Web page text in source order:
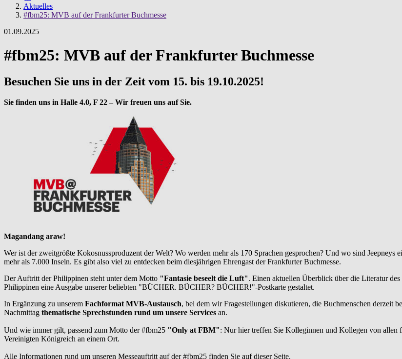
Aktuelles
#fbm25: MVB auf der Frankfurter Buchmesse
01.09.2025
#fbm25: MVB auf der Frankfurter Buchmesse
Besuchen Sie uns in der Zeit vom 15. bis 19.10.2025!
Sie finden uns in Halle 4.0, F 22 – Wir freuen uns auf Sie.
Magandang araw!
Wer ist der zweitgrößte Kokosnussproduzent der Welt? Wo werden mehr als 170 Sprachen gesprochen? Und wo sind Jeepneys
mehr als 7.000 Inseln. Es gibt also viel zu entdecken beim diesjährigen Ehrengast der Frankfurter Buchmesse.
Der Auftritt der Philippinen steht unter dem Motto "Fantasie beseelt die Luft". Einen aktuellen Überblick über die Literatur
Philippinen eine Ausgabe unserer beliebten "BÜCHER. BÜCHER? BÜCHER!"-Postkarte gestaltet.
In Ergänzung zu unserem Fachformat MVB-Austausch, bei dem wir Fragestellungen diskutieren, die Buchmenschen derzeit
Nachmittag thematische Sprechstunden rund um unsere Services an.
Und wie immer gilt, passend zum Motto der #fbm25 "Only at FBM": Nur hier treffen Sie Kolleginnen und Kollegen von
Vereinigten Königreich an einem Ort.
Alle Informationen rund um unseren Messeauftritt auf der #fbm25 finden Sie auf dieser Seite.